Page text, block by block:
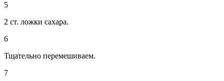
5
2 ст. ложки сахара.
6
Тщательно перемешиваем.
7